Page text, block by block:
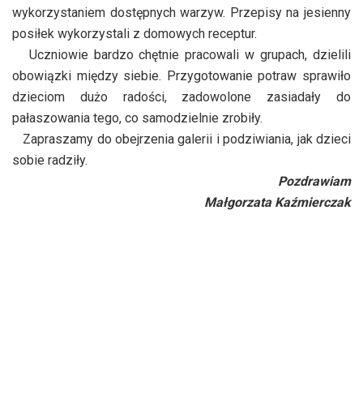
wykorzystaniem dostępnych warzyw. Przepisy na jesienny
posiłek wykorzystali z domowych receptur.
Uczniowie bardzo chętnie pracowali w grupach, dzielili
obowiązki między siebie. Przygotowanie potraw sprawiło
dzieciom dużo radości, zadowolone zasiadały do
pałaszowania tego, co samodzielnie zrobiły.
Zapraszamy do obejrzenia galerii i podziwiania, jak dzieci
sobie radziły.
Pozdrawiam
Małgorzata Kaźmierczak